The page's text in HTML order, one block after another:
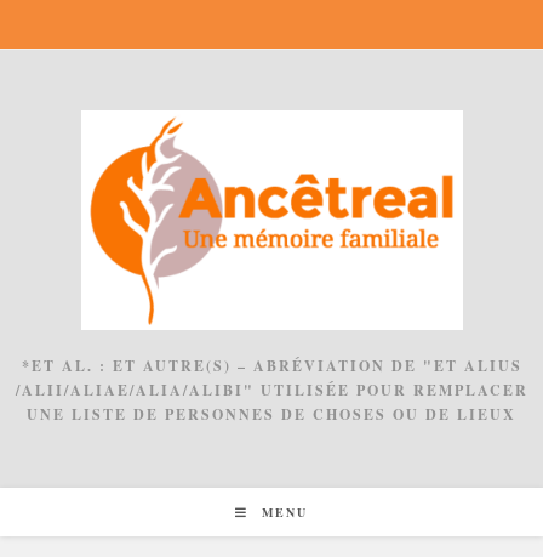
*ET AL. : ET AUTRE(S) – ABRÉVIATION DE "ET ALIUS
/ALII/ALIAE/ALIA/ALIBI" UTILISÉE POUR REMPLACER
UNE LISTE DE PERSONNES DE CHOSES OU DE LIEUX
MENU